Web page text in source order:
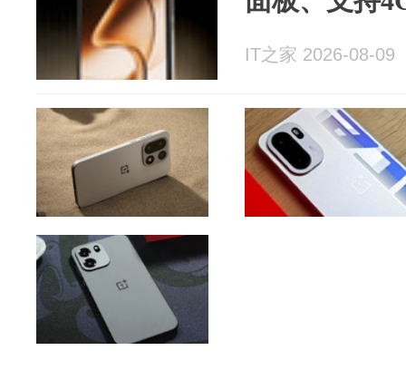
IT之家 2026-08-09